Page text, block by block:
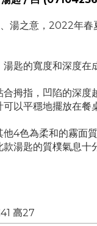
湯之意，2022年春
匙的寬度和深度在
拇指，凹陷的深
以平穩地擺放在餐
4色為柔和的霧面
湯匙的質樸氣息十
高27